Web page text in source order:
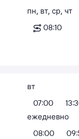
пн, вт, ср, чт
08:10
вт
07:00
ежедневно
08:00